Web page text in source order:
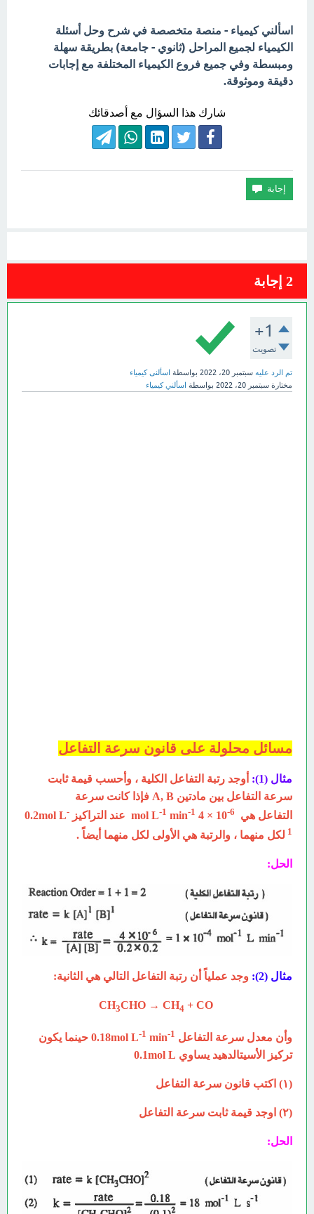
اسألني كيمياء - منصة متخصصة في شرح وحل أسئلة
الكيمياء لجميع المراحل (ثانوي - جامعة) بطريقة سهلة
ومبسطة وفي جميع فروع الكيمياء المختلفة مع إجابات
دقيقة وموثوقة.
شارك هذا السؤال مع أصدقائك
2 إجابة
+1
تصويت
تم الرد عليه سبتمبر 20، 2022 بواسطة اسألنى كيمياء
مختارة سبتمبر 20، 2022 بواسطة اسألني كيمياء
مسائل محلولة على قانون سرعة التفاعل
مثال (1):
أوجد رتبة التفاعل الكلية ، وأحسب قيمة ثابت
سرعة التفاعل بين مادتين A, B فإذا كانت سرعة
التفاعل هي
6-
10
× 4
mol L-1 min-1 عند التراكيز 0.2mol L -
1 لكل منهما ، والرتبة هي الأولى لكل منهما أيضاً .
الحل:
مثال (2): وجد عملياً أن رتبة التفاعل التالي هي الثانية:
CH
3CHO → CH4 + CO
وأن معدل سرعة التفاعل 0.18mol L -1 min-1
حينما يكون
تركيز الأسيتالدهيد يساوي 0.1mol L
(۱) اكتب قانون سرعة التفاعل
(۲) اوجد قيمة ثابت سرعة التفاعل
الحل: